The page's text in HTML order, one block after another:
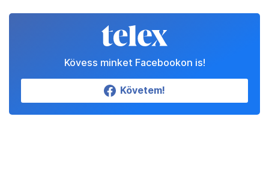
Kövess minket Facebookon is!
Követem!